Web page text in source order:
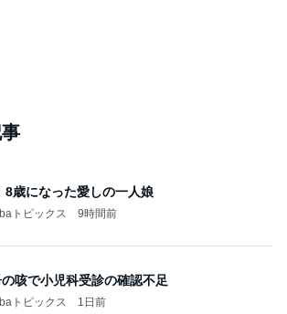
8歳になった愛しの一人娘
トピックス 9時間前
咳で小児科受診の確認不足
トピックス 1日前